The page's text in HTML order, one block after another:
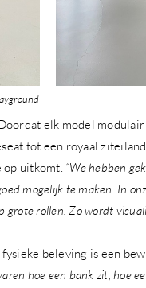
elk model
tot een royaal
op uitkomt. “We hebben
mogelijk te maken. In
rollen. Zo wordt
beleving is een
hoe een bank zit, hoe